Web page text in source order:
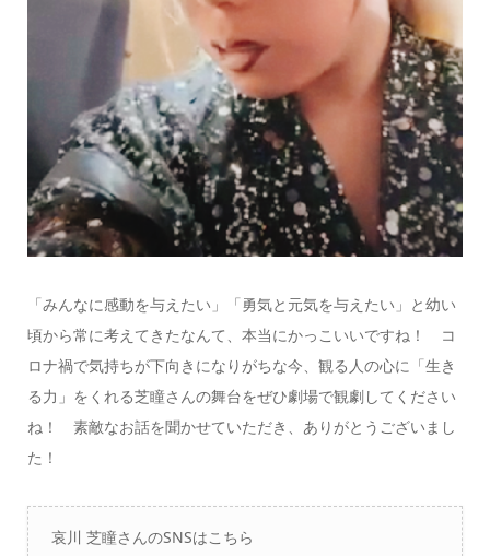
「みんなに感動を与えたい」「勇気と元気を与えたい」と幼い
頃から常に考えてきたなんて、本当にかっこいいですね！ コ
ロナ禍で気持ちが下向きになりがちな今、観る人の心に「生き
る力」をくれる芝瞳さんの舞台をぜひ劇場で観劇してください
ね！ 素敵なお話を聞かせていただき、ありがとうございまし
た！
哀川 芝瞳さんのSNSはこちら